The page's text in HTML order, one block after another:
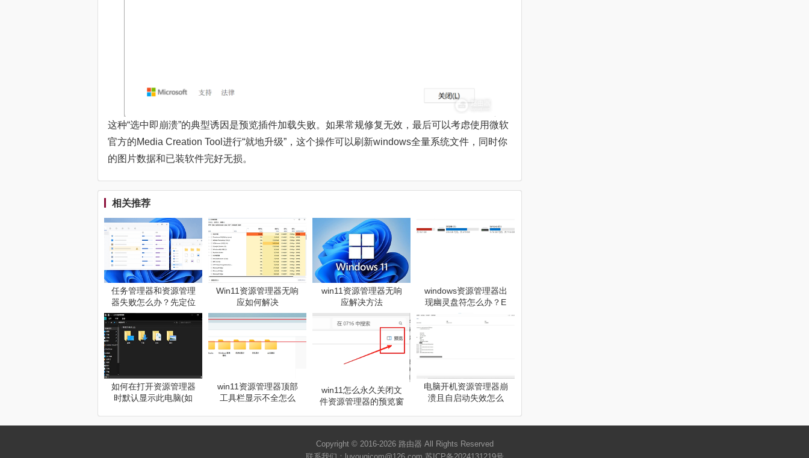
这种“选中即崩溃”的典型诱因是预览插件加载失败。如果常规修复无效，最后可以考虑使用微软
官方的Media Creation Tool进行“就地升级”，这个操作可以刷新windows全量系统文件，同时你
的图片数据和已装软件完好无损。
相关推荐
任务管理器和资源管理
器失败怎么办？先定位
无响应进程
Win11资源管理器无响
应如何解决
win11资源管理器无响
应解决方法
windows资源管理器出
现幽灵盘符怎么办？E
FI分区挂载残留修复教
如何在打开资源管理器
时默认显示此电脑(如
win11资源管理器顶部
工具栏显示不全怎么
win11怎么永久关闭文
件资源管理器的预览窗
览窗格永久关闭方法
电脑开机资源管理器崩
溃且自启动失效怎么
Copyright © 2016-2026 路由器 All Rights Reserved